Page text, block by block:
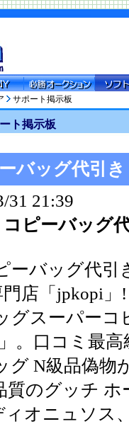
サポート掲示板
ト掲示板
バッグ代引き
31 21:39
ピーバッグ
ーバッグ代引
店「jpkopi」!
グスーパーコ
。口コミ最
グ N級品偽物
質のグッチ
ィオニュソス